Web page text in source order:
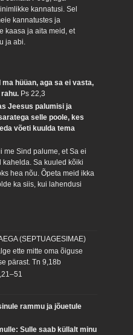
kannatusi. Sel
kannatustes ja
kaasa ja aita meid, et
ja abi.
ma hüüan, aga sa ei vasta,
Ps 22,3
Jeesus palumisi ja
selle poole, kes
võeti kuulda tema
me Sind palume, et Sa ei
kahelda. Sa kuuled kõiki
hea nõu. Õpeta meid ikka
ka siis, kui lahendusi
(SEPTUAGESIMAE)
ette mitte oma õiguse
pärast.Tn 9,18b
rammu ja jõuetule
Sulle saab küllalt minu